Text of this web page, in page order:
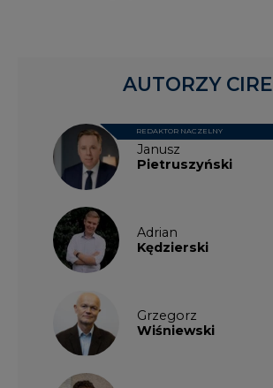
Janusz
Pietruszyński
REDAKTOR NACZELNY
Adrian
Kędzierski
Grzegorz
Wiśniewski
AUTORZY CIRE